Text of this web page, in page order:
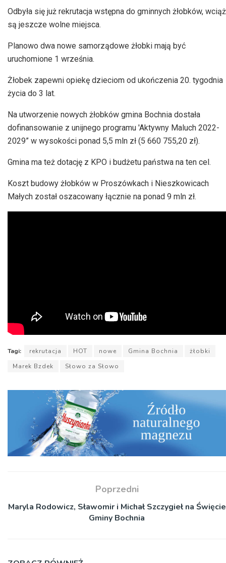
dźwiękowych
Odbyła się już rekrutacja wstępna do gminnych żłobków, wciąż
są jeszcze wolne miejsca.
Planowo dwa nowe samorządowe żłobki mają być
uruchomione 1 września.
Żłobek zapewni opiekę dzieciom od ukończenia 20. tygodnia
życia do 3 lat.
Na utworzenie nowych żłobków gmina Bochnia dostała
dofinansowanie z unijnego programu 'Aktywny Maluch 2022-
2029” w wysokości ponad 5,5 mln zł (5 660 755,20 zł).
Gmina ma też dotację z KPO i budżetu państwa na ten cel.
Koszt budowy żłobków w Proszówkach i Nieszkowicach
Małych został oszacowany łącznie na ponad 9 mln zł.
Tagi: rekrutacja HOT nowe Gmina Bochnia
żłobki
Marek Bzdek
Słowo za Słowo
Poprzedni
Maryla Rodowicz, Sławomir i Michał Szczygieł na Święcie
Gminy Bochnia